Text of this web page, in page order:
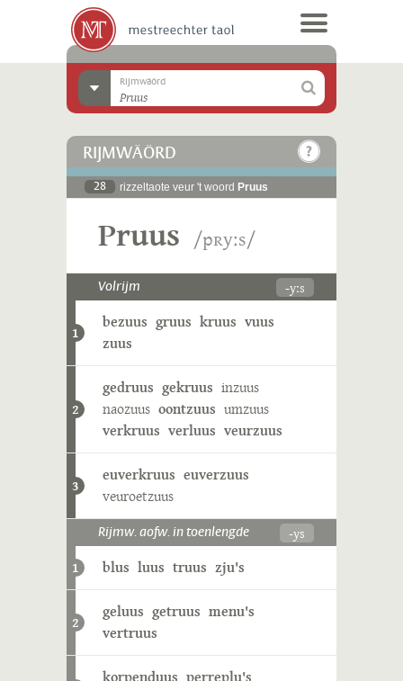
Rijmwäörd
RIJMWÄÖRD
28 rizzeltaote veur 't woord Pruus
Pruus /pʀyːs/
Volrijm -yːs
1
bezuus gruus kruus vuus
zuus
2
gedruus gekruus inzuus
naozuus oontzuus umzuus
verkruus verluus veurzuus
3
euverkruus euverzuus
veuroetzuus
Rijmw. aofw. in toenlengde -ys
1 blus luus truus zju's
2
geluus getruus menu's
vertruus